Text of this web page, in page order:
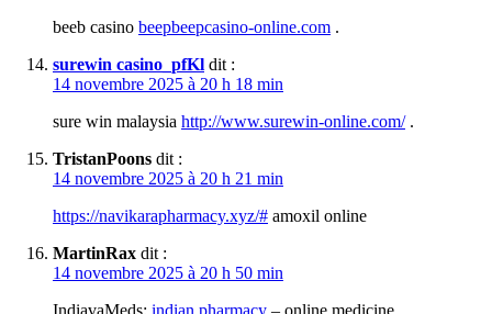
beeb casino beepbeepcasino-online.com .
surewin casino_pfKl dit :
14 novembre 2025 à 20 h 18 min
sure win malaysia http://www.surewin-online.com/.
TristanPoons dit :
14 novembre 2025 à 20 h 21 min
https://navikarapharmacy.xyz/# amoxil online
MartinRax dit :
14 novembre 2025 à 20 h 50 min
IndiavaMeds: indian pharmacy – online medicine